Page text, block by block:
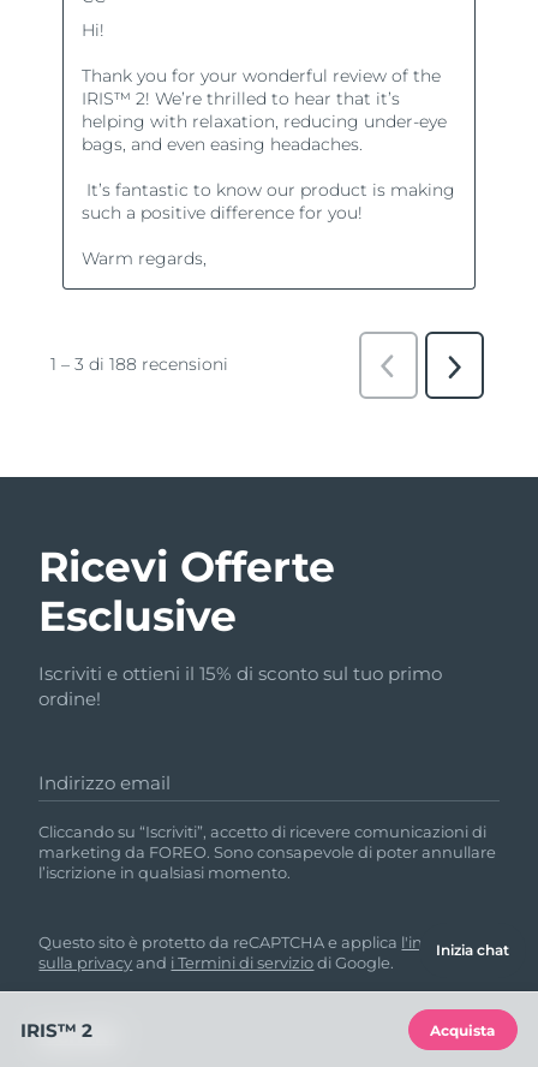
Ricevi Offerte
Esclusive
Iscriviti e ottieni il 15% di sconto sul tuo primo
ordine!
Indirizzo email
Cliccando su “Iscriviti”, accetto di ricevere comunicazioni di
marketing da FOREO. Sono consapevole di poter annullare
l’iscrizione in qualsiasi momento.
Questo sito è protetto da reCAPTCHA e applica l'informativa
sulla privacyand i Termini di serviziodi Google.
Inizia chat
IRIS™ 2 Acquista